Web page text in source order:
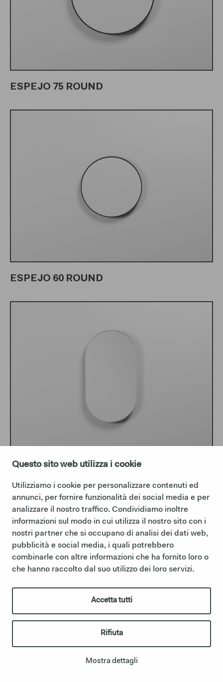
Questo sito web utilizza i cookie
Utilizziamo i cookie per personalizzare contenuti ed
annunci, per fornire funzionalità dei social media e per
analizzare il nostro traffico. Condividiamo inoltre
informazioni sul modo in cui utilizza il nostro sito con i
nostri partner che si occupano di analisi dei dati web,
pubblicità e social media, i quali potrebbero
combinarle con altre informazioni che ha fornito loro o
che hanno raccolto dal suo utilizzo dei loro servizi.
Accetta tutti
Rifiuta
Mostra dettagli
ESPEJO 75 ROUND
ESPEJO 60 ROUND
ESPEJO OVAL
ESPEJO PLUTO